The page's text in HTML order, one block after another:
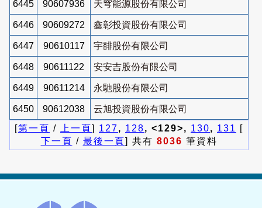
6445 90607936 天穹能源股份有限公司
6446 90609272 鑫彰投資股份有限公司
6447 90610117 宇馡股份有限公司
6448 90611122 安安吉股份有限公司
6449 90611214 永馳股份有限公司
6450 90612038
云旭投資股份有限公司
[第一頁 / 上一頁] 127, 128, <129>, 130, 131
[
下一頁 / 最後一頁] 共有 8036 筆資料